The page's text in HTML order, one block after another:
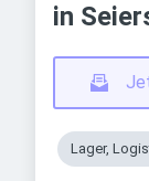
in
Lager,